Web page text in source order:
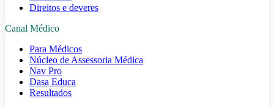
Direitos e deveres
Canal Médico
Para Médicos
Núcleo de Assessoria Médica
Nav Pro
Dasa Educa
Resultados